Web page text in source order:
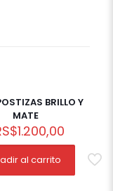
BRILLO Y
MATE
$1.200,00
al carrito